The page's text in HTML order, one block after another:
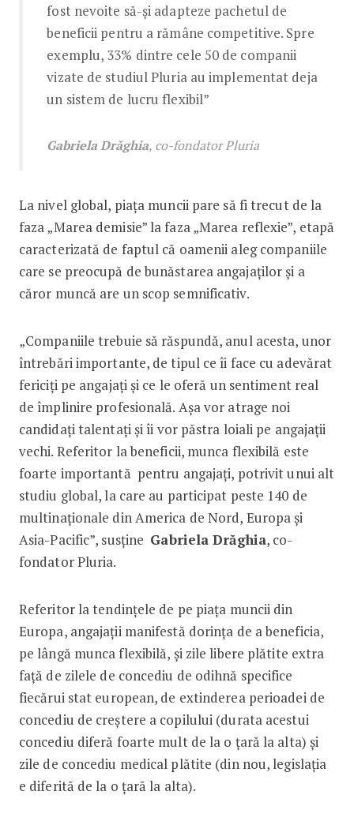
fost nevoite să-și adapteze pachetul de
beneficii pentru a rămâne competitive. Spre
exemplu, 33% dintre cele 50 de companii
vizate de studiul Pluria au implementat deja
un sistem de lucru flexibil”
Gabriela Drăghia, co-fondator Pluria
La nivel global, piața muncii pare să fi trecut de la
faza „Marea demisie” la faza „Marea reflexie”, etapă
caracterizată de faptul că oamenii aleg companiile
care se preocupă de bunăstarea angajaților și a
căror muncă are un scop semnificativ.
„Companiile trebuie să răspundă, anul acesta, unor
întrebări importante, de tipul ce îi face cu adevărat
fericiți pe angajați și ce le oferă un sentiment real
de împlinire profesională. Așa vor atrage noi
candidați talentați și îi vor păstra loiali pe angajații
vechi. Referitor la beneficii, munca flexibilă este
foarte importantă pentru angajați, potrivit unui alt
studiu global, la care au participat peste 140 de
multinaționale din America de Nord, Europa și
Asia-Pacific”, susține Gabriela Drăghia, co-
fondator Pluria.
Referitor la tendințele de pe piața muncii din
Europa, angajații manifestă dorința de a beneficia,
pe lângă munca flexibilă, și zile libere plătite extra
față de zilele de concediu de odihnă specifice
fiecărui stat european, de extinderea perioadei de
concediu de creștere a copilului (durata acestui
concediu diferă foarte mult de la o țară la alta) și
zile de concediu medical plătite (din nou, legislația
e diferită de la o țară la alta).